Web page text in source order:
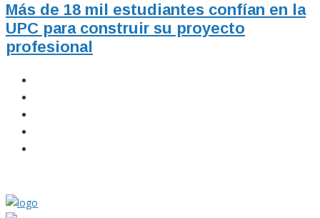
Más de 18 mil estudiantes confían en la
UPC para construir su proyecto
profesional